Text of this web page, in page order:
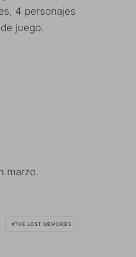
4 personajes
juego.
marzo.
THE LOST MEMORIES